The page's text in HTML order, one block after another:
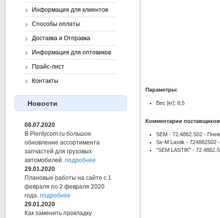
Параметры:
Вес [кг]: 8,5
Комментарии
SEM - 72.4882.S02 -
Se-M Lastik - 724882S02
"SEM LASTIK" -
Информация для клиентов
Способы оплаты
Доставка и Отправка
Информация для оптовиков
Прайс-лист
Контакты
Новости
08.07.2020
В Plentycom.ru большое
обновление ассортимента
запчастей для грузовых
автомобилей. подробнее
29.01.2020
Плановые работы на сайте с 1
февраля по 2 февраля 2020
года. подробнее
29.01.2020
Как заменить прокладку